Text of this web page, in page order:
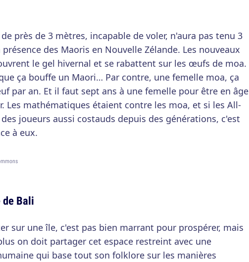
près de 3 mètres, incapable de voler, n'aura pas tenu 3
présence des Maoris en Nouvelle Zélande. Les nouveaux
le gel hivernal et se rabattent sur les œufs de moa.
ça bouffe un Maori… Par contre, une femelle moa, ça
par an. Et il faut sept ans à une femelle pour être en âge
Les mathématiques étaient contre les moa, et si les All-
joueurs aussi costauds depuis des générations, c'est
à eux.
Bali
sur une île, c'est pas bien marrant pour prospérer, mais
on doit partager cet espace restreint avec une
qui base tout son folklore sur les manières